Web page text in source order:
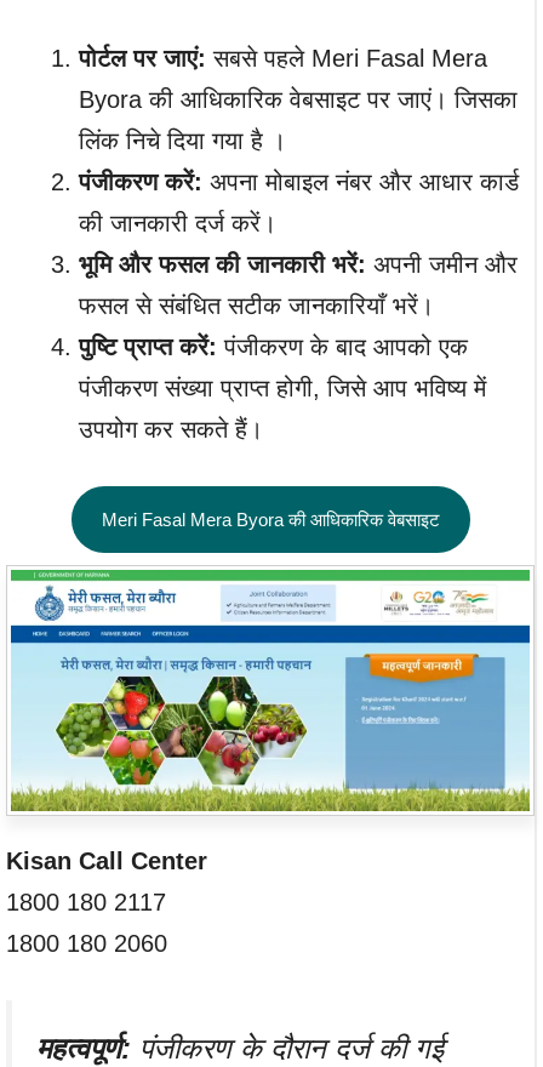
पोर्टल पर जाएं: सबसे पहले Meri Fasal Mera
Byora की आधिकारिक वेबसाइट पर जाएं। जिसका
लिंक निचे दिया गया है ।
पंजीकरण करें: अपना मोबाइल नंबर और आधार कार्ड
की जानकारी दर्ज करें।
भूमि और फसल की जानकारी भरें: अपनी जमीन और
फसल से संबंधित सटीक जानकारियाँ भरें।
पुष्टि प्राप्त करें: पंजीकरण के बाद आपको एक
पंजीकरण संख्या प्राप्त होगी, जिसे आप भविष्य में
उपयोग कर सकते हैं।
Meri Fasal Mera Byora की आधिकारिक वेबसाइट
Kisan Call Center
1800 180 2117
1800 180 2060
महत्वपूर्ण: पंजीकरण के दौरान दर्ज की गई